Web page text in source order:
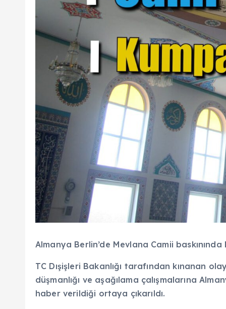
Almanya Berlin’de Mevlana Camii
TC Dışişleri Bakanlığı tarafından kınanan
düşmanlığı ve aşağılama çalışmalarına
haber verildiği ortaya çıkarıldı.